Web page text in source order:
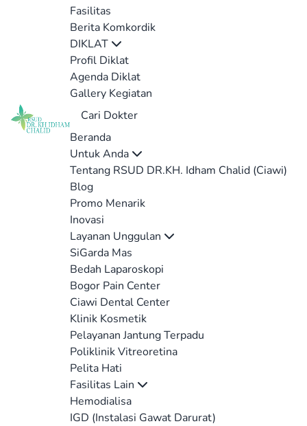
Fasilitas
Berita Komkordik
DIKLAT
Profil Diklat
Agenda Diklat
Gallery Kegiatan
Cari Dokter
Beranda
Untuk Anda
Tentang RSUD DR.KH. Idham Chalid (Ciawi)
Blog
Promo Menarik
Inovasi
Layanan Unggulan
SiGarda Mas
Bedah Laparoskopi
Bogor Pain Center
Ciawi Dental Center
Klinik Kosmetik
Pelayanan Jantung Terpadu
Poliklinik Vitreoretina
Pelita Hati
Fasilitas Lain
Hemodialisa
IGD (Instalasi Gawat Darurat)